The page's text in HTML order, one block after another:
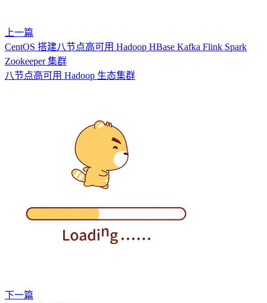
上一篇
CentOS 搭建八节点高可用 Hadoop HBase Kafka Flink Spark
Zookeeper 集群
八节点高可用 Hadoop 生态集群
下一篇